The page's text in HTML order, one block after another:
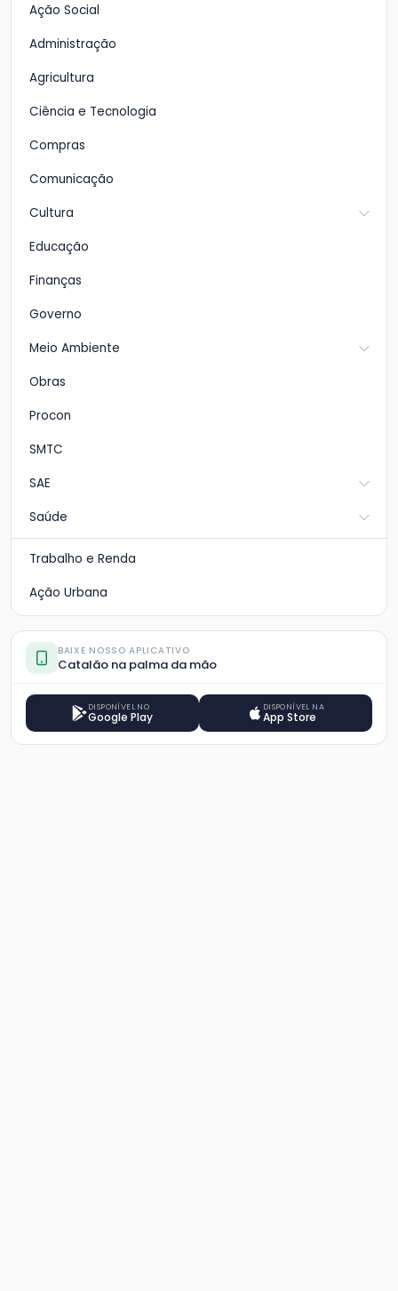
Ação Social
Administração
Agricultura
Ciência e Tecnologia
Compras
Comunicação
Cultura
Educação
Finanças
Governo
Meio Ambiente
Obras
Procon
SMTC
SAE
Saúde
Trabalho e Renda
Ação Urbana
BAIXE NOSSO APLICATIVO
Catalão na palma da mão
DISPONÍVEL NO
Google Play
DISPONÍVEL NA
App Store